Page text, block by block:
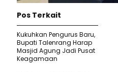
Pos Terkait
Kukuhkan Pengurus Baru,
Bupati Talenrang Harap
Masjid Agung Jadi Pusat
Keagamaan